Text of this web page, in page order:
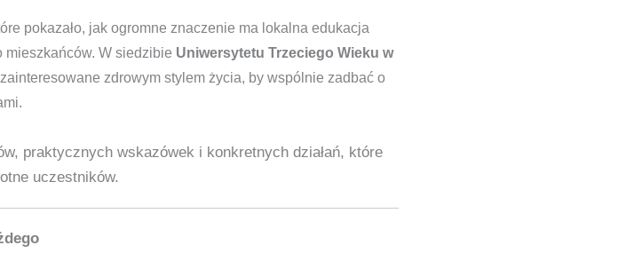
pokazało, jak ogromne znaczenie ma lokalna edukacja
W siedzibie Uniwersytetu Trzeciego Wieku w
zdrowym stylem życia, by wspólnie zadbać o
praktycznych wskazówek i konkretnych działań, które
uczestników.